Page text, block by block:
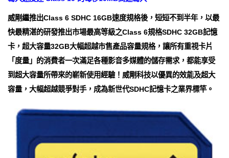
威剛繼推出Class 6 SDHC 16GB速度規格後，短短不到半年，以最
快最精湛的研發推出市場最高等級之Class 6規格SDHC 32GB記憶
卡，超大容量32GB大幅超越市售產品容量規格，讓所有重視卡片
「度量」的消費者一次滿足各種影音多媒體的儲存需求，都能享受
到超大容量所帶來的嶄新使用經驗！威剛科技以優異的效能及超大
容量，大幅超越競爭對手，成為新世代SDHC記憶卡之業界標竿。